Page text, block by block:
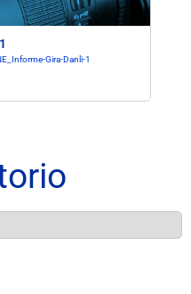
Gira-Danli-1